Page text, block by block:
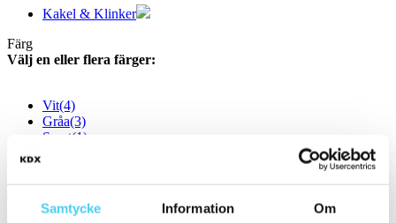
Samtycke Information Om
Kakel & Klinker
Färg
Välj en eller flera färger:
Vit(4)
Gråa(3)
Svart(1)
Storlek